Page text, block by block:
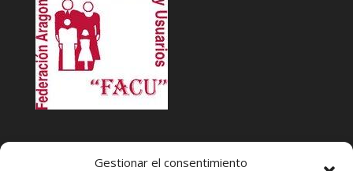
Gestionar el consentimiento